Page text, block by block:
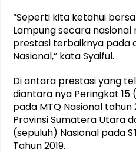
“Seperti kita ketahui
Lampung secara
prestasi terbaiknya pada
Nasional,” kata Syaiful.
Di antara prestasi yang
diantara nya Peringkat 15
pada MTQ Nasional tahun
Provinsi Sumatera Utara
(sepuluh) Nasional pada
Tahun 2019.